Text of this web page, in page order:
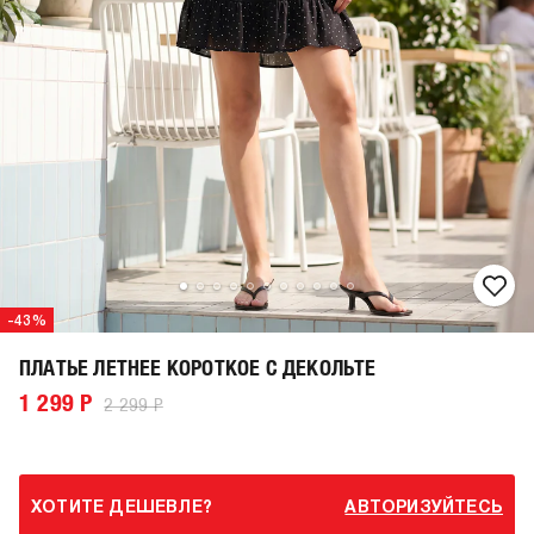
-43%
ПЛАТЬЕ ЛЕТНЕЕ КОРОТКОЕ С ДЕКОЛЬТЕ
1 299 Р 2 299 Р
ХОТИТЕ ДЕШЕВЛЕ? АВТОРИЗУЙТЕСЬ